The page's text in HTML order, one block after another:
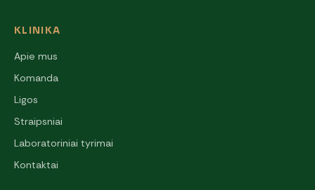
KLINIKA
Apie mus
Komanda
Ligos
Straipsniai
Laboratoriniai tyrimai
Kontaktai